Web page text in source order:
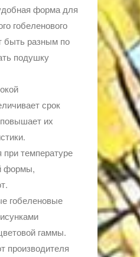
форма для
гобеленового
быть разным по
подушку
срок
их
температуре
формы,
гобеленовые
гаммы.
производителя